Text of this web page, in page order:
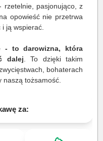
rzetelnie, pasjonująco, z
opowieść nie przetrwa
ją wspierać.
- to darowizna, która
dalej . To dzięki takim
bohaterach
naszą tożsamość.
za: